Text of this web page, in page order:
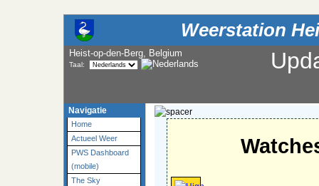
Weerstation
Heist-op-den-Berg, Belgium
Taal:
Navigatie
Home
Actueel Weer
PWS Dashboard
(mobile)
The Sky